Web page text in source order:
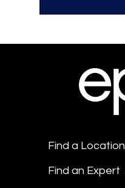
Find a Location
Find an Expert